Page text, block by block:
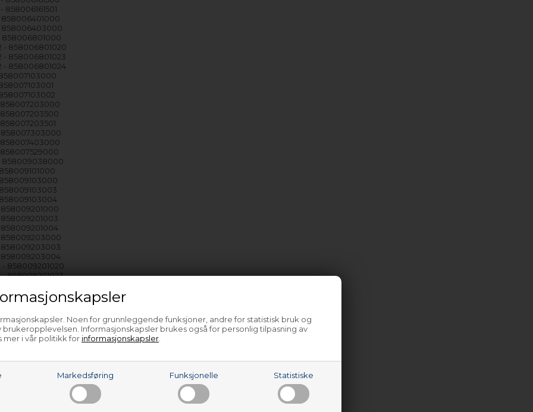
Noen for grunnleggende funksjoner, andre for statistisk bruk og
Informasjonskapsler brukes også for personlig tilpasning av
mer i vår politikk for informasjonskapsler
Markedsføring Funksjonelle Statistiske
858006161501
858006401000
858006403000
858006801000
- 858006801020
- 858006801023
- 858006801024
858007203000
858007303000
858007403000
858009038000
858009203000
858009203003
858009203004
- 858009201020
- 858009201023
- 858009201030
858009201033
858009303000
858009303001
858009303004
- 858009301030
- 858009301033
- 858009301034